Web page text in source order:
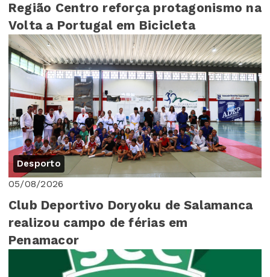
Região Centro reforça protagonismo na
Volta a Portugal em Bicicleta
Desporto
05/08/2026
Club Deportivo Doryoku de Salamanca
realizou campo de férias em
Penamacor